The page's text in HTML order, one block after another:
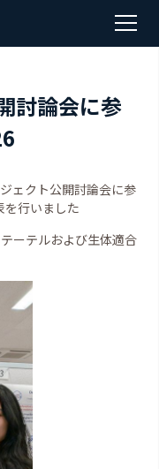
討論会に参
ェクト公開討論会に参
を行いました
ーテルおよび⽣体適合